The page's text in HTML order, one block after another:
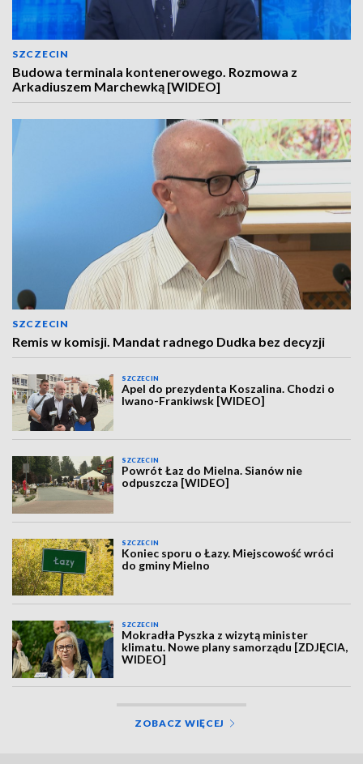
SZCZECIN
Budowa terminala kontenerowego. Rozmowa z
Arkadiuszem Marchewką [WIDEO]
SZCZECIN
Remis w komisji. Mandat radnego Dudka bez decyzji
SZCZECIN
Apel do prezydenta Koszalina. Chodzi o
Iwano-Frankiwsk [WIDEO]
SZCZECIN
Powrót Łaz do Mielna. Sianów nie
odpuszcza [WIDEO]
SZCZECIN
Koniec sporu o Łazy. Miejscowość wróci
do gminy Mielno
SZCZECIN
Mokradła Pyszka z wizytą minister
klimatu. Nowe plany samorządu [ZDJĘCIA,
WIDEO]
ZOBACZ WIĘCEJ